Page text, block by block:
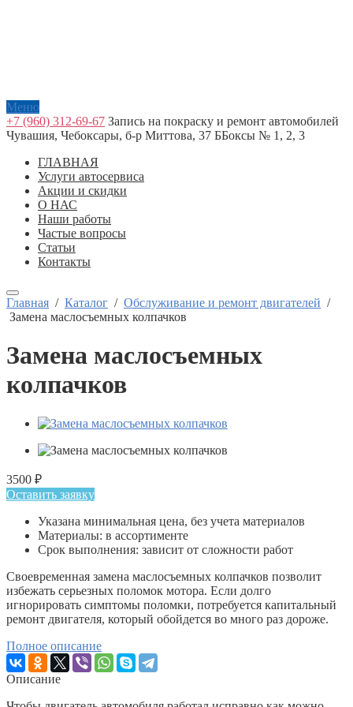
Меню
+7 (960) 312-69-67 Запись на покраску и ремонт автомобилей
Чувашия, Чебоксары, б-р Миттова, 37 ББоксы № 1, 2, 3
ГЛАВНАЯ
Услуги автосервиса
Акции и скидки
О НАС
Наши работы
Частые вопросы
Статьи
Контакты
Главная / Каталог / Обслуживание и ремонт двигателей /
Замена маслосъемных колпачков
Замена маслосъемных
колпачков
3500 ₽
Оставить заявку
Указана минимальная цена, без учета материалов
Материалы: в ассортименте
Срок выполнения: зависит от сложности работ
Своевременная замена маслосъемных колпачков позволит
избежать серьезных поломок мотора. Если долго
игнорировать симптомы поломки, потребуется капитальный
ремонт двигателя, который обойдется во много раз дороже.
Полное описание
Описание